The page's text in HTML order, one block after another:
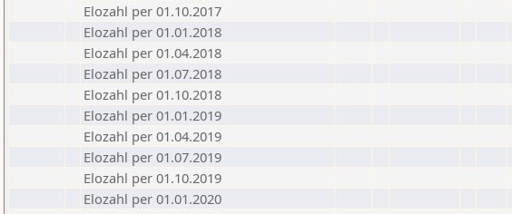
Elozahl per 01.10.2017
Elozahl per 01.01.2018
Elozahl per 01.04.2018
Elozahl per 01.07.2018
Elozahl per 01.10.2018
Elozahl per 01.01.2019
Elozahl per 01.04.2019
Elozahl per 01.07.2019
Elozahl per 01.10.2019
Elozahl per 01.01.2020